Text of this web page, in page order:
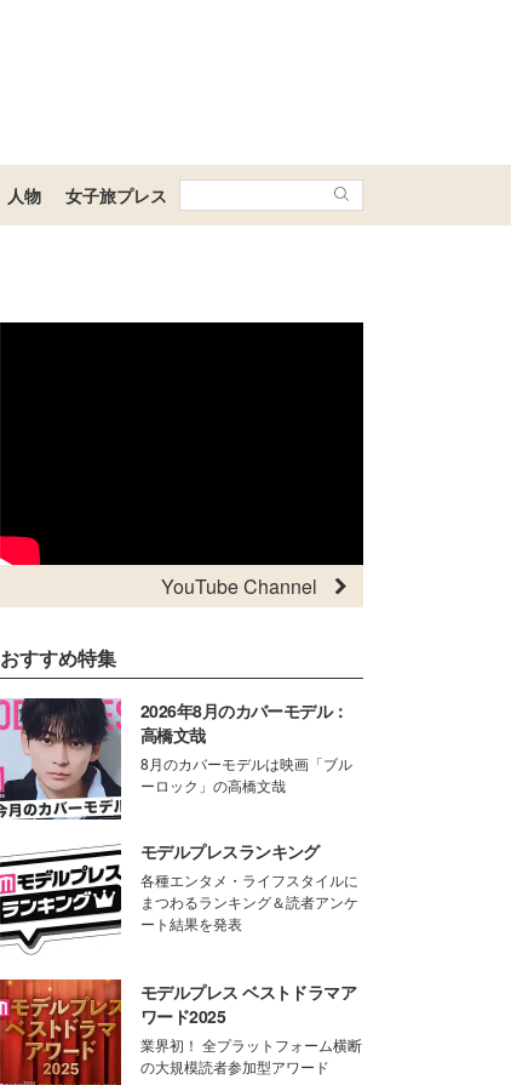
人物 女子旅プレス
YouTube Channel
おすすめ特集
2026年8月のカバーモデル：
高橋文哉
8月のカバーモデルは映画「ブル
ーロック」の高橋文哉
モデルプレスランキング
各種エンタメ・ライフスタイルに
まつわるランキング＆読者アンケ
ート結果を発表
モデルプレス ベストドラマア
ワード2025
業界初！ 全プラットフォーム横断
の大規模読者参加型アワード